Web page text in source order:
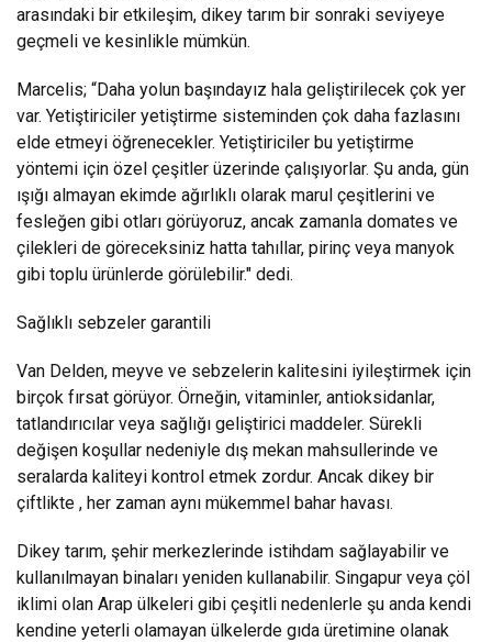
arasındaki bir etkileşim, dikey tarım bir sonraki seviyeye
geçmeli ve kesinlikle mümkün.
Marcelis; “Daha yolun başındayız hala geliştirilecek çok yer
var. Yetiştiriciler yetiştirme sisteminden çok daha fazlasını
elde etmeyi öğrenecekler. Yetiştiriciler bu yetiştirme
yöntemi için özel çeşitler üzerinde çalışıyorlar. Şu anda, gün
ışığı almayan ekimde ağırlıklı olarak marul çeşitlerini ve
fesleğen gibi otları görüyoruz, ancak zamanla domates ve
çilekleri de göreceksiniz hatta tahıllar, pirinç veya manyok
gibi toplu ürünlerde görülebilir." dedi.
Sağlıklı sebzeler garantili
Van Delden, meyve ve sebzelerin kalitesini iyileştirmek için
birçok fırsat görüyor. Örneğin, vitaminler, antioksidanlar,
tatlandırıcılar veya sağlığı geliştirici maddeler. Sürekli
değişen koşullar nedeniyle dış mekan mahsullerinde ve
seralarda kaliteyi kontrol etmek zordur. Ancak dikey bir
çiftlikte , her zaman aynı mükemmel bahar havası.
Dikey tarım, şehir merkezlerinde istihdam sağlayabilir ve
kullanılmayan binaları yeniden kullanabilir. Singapur veya çöl
iklimi olan Arap ülkeleri gibi çeşitli nedenlerle şu anda kendi
kendine yeterli olamayan ülkelerde gıda üretimine olanak